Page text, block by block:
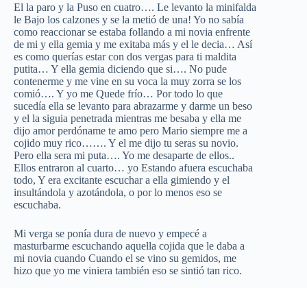
El la paro y la Puso en cuatro…. Le levanto la minifalda
le Bajo los calzones y se la metió de una! Yo no sabía
como reaccionar se estaba follando a mi novia enfrente
de mi y ella gemia y me exitaba más y el le decia… Así
es como querías estar con dos vergas para ti maldita
putita… Y ella gemia diciendo que si…. No pude
contenerme y me vine en su voca la muy zorra se los
comió…. Y yo me Quede frío… Por todo lo que
sucedía ella se levanto para abrazarme y darme un beso
y el la siguia penetrada mientras me besaba y ella me
dijo amor perdóname te amo pero Mario siempre me a
cojido muy rico……. Y el me dijo tu seras su novio.
Pero ella sera mi puta…. Yo me desaparte de ellos..
Ellos entraron al cuarto… yo Estando afuera escuchaba
todo, Y era excitante escuchar a ella gimiendo y el
insultándola y azotándola, o por lo menos eso se
escuchaba.
Mi verga se ponía dura de nuevo y empecé a
masturbarme escuchando aquella cojida que le daba a
mi novia cuando Cuando el se vino su gemidos, me
hizo que yo me viniera también eso se sintió tan rico.